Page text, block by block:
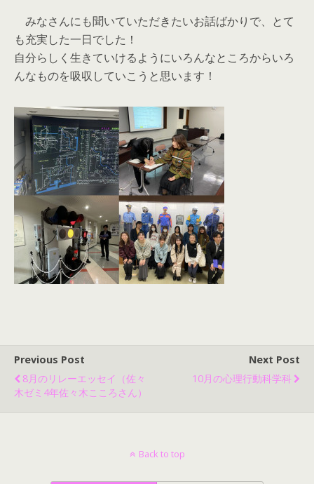
みなさんにも聞いていただきたいお話ばかりで、とて
も充実した一日でした！
自分らしく生きていけるようにいろんなところからいろ
んなものを吸収していこうと思います！
Previous Post
8月のリレーエッセイ（佐々
木ゼミ4年佐々木こころさん）
Next Post
10月の心理行動科学科
Back to top